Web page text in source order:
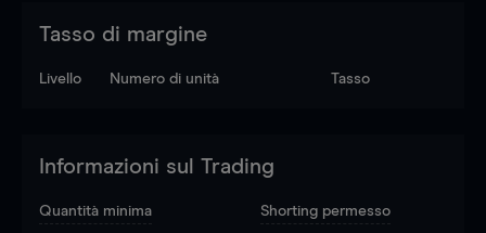
Tasso di margine
Livello Numero di unità Tasso
Informazioni sul Trading
Quantità minima Shorting permesso